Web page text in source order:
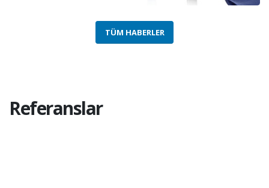
TÜM HABERLER
Referanslar